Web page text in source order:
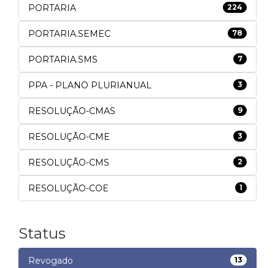
PORTARIA 224
PORTARIA.SEMEC 78
PORTARIA.SMS 7
PPA - PLANO PLURIANUAL 3
RESOLUÇÃO-CMAS 9
RESOLUÇÃO-CME 3
RESOLUÇÃO-CMS 2
RESOLUÇÃO-COE 1
Status
Revogado 13